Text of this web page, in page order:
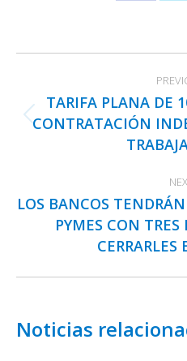
X
navigation
TARIFA PLANA DE
CONTRATACIÓN
LOS BANCOS
PYMES CON
CERRARLES
Noticias